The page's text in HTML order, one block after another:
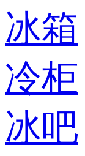
冰箱
冷柜
冰吧